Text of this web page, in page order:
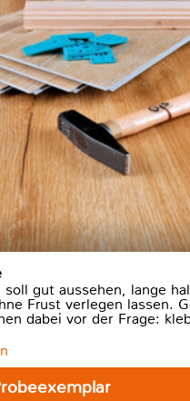
soll gut aussehen, lange
Frust verlegen lassen.
dabei vor der Frage: